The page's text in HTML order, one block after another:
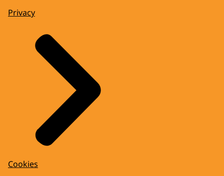
Privacy
Cookies